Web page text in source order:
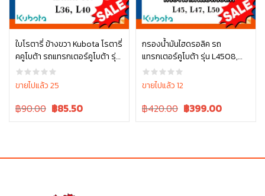
ใบโรตารี่ ข้างขวา Kubota โรตารี่
คคูโบต้า รถแทรกเตอร์คูโบต้า รุ่น
L3608, L4018 W9516-54173
ขายไปแล้ว 25
Original
฿90.00 Current
฿85.50
หยิบใส่ตะกร้า
กรองน้ำมันไฮดรอลิค รถ
แทรกเตอร์คูโบต้า รุ่น L4508,
L4708, L5018 , W9501-45101
ขายไปแล้ว 12
Original
฿420.00 Current
฿399.00
หยิบใส่ตะกร้า